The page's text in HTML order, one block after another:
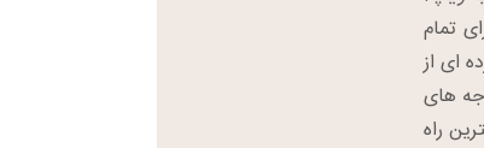
تمام
ای از
های
راه